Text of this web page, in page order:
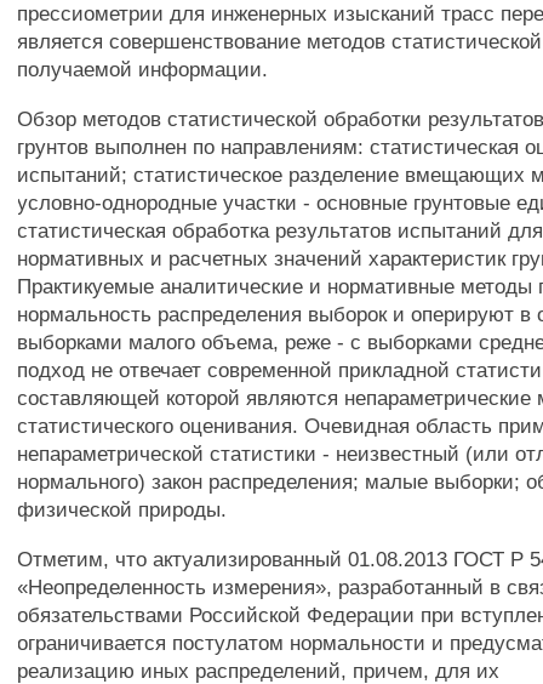
прессиометрии для инженерных изысканий трасс
является совершенствование методов
получаемой информации.
Обзор методов статистической обработки
грунтов выполнен по направлениям: статистическая
испытаний; статистическое разделение вмещающих
условно-однородные участки - основные грунтовые
статистическая обработка результатов испытаний
нормативных и расчетных значений характеристик
Практикуемые аналитические и нормативные методы
нормальность распределения выборок и оперируют в
выборками малого объема, реже - с выборками
подход не отвечает современной прикладной
составляющей которой являются непараметрические
статистического оценивания. Очевидная область
непараметрической статистики - неизвестный (или
нормального) закон распределения; малые выборки;
физической природы.
Отметим, что актуализированный 01.08.2013 ГОСТ Р
«Неопределенность измерения», разработанный в
обязательствами Российской Федерации при
ограничивается постулатом нормальности и
реализацию иных распределений, причем, для их